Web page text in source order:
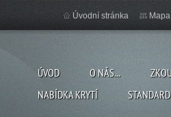
ÚVOD O NÁS...
NABÍDKA KRYTÍ
Úvodní stránka